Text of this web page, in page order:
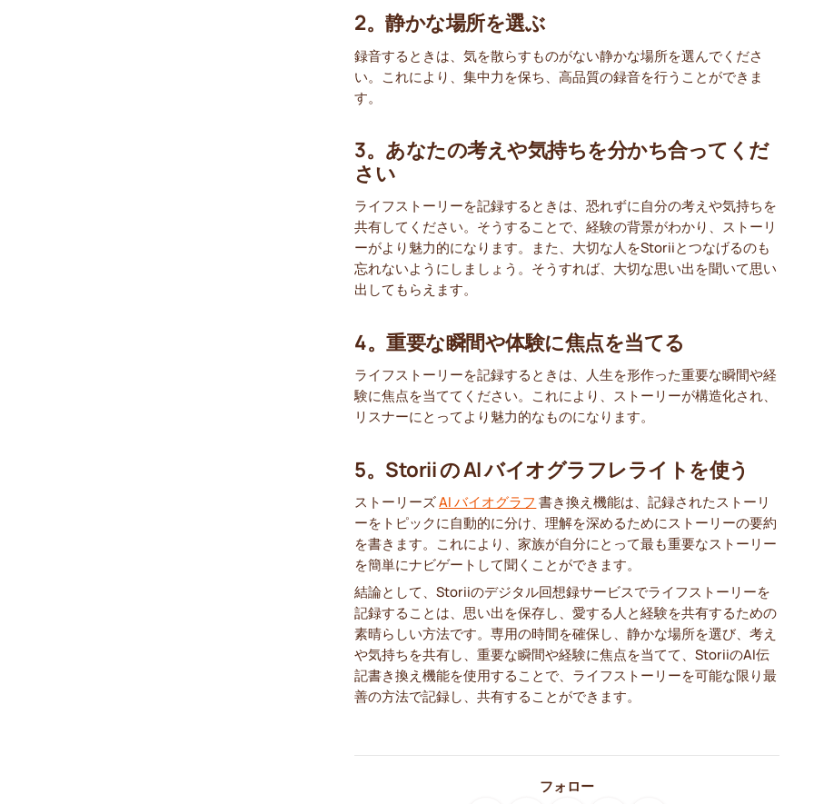
2。静かな場所を選ぶ
録音するときは、気を散らすものがない静かな場所を選んでくださ
い。これにより、集中力を保ち、高品質の録音を行うことができま
す。
3。あなたの考えや気持ちを分かち合ってくだ
さい
ライフストーリーを記録するときは、恐れずに自分の考えや気持ちを
共有してください。そうすることで、経験の背景がわかり、ストーリ
ーがより魅力的になります。また、大切な人をStoriiとつなげるのも
忘れないようにしましょう。そうすれば、大切な思い出を聞いて思い
出してもらえます。
4。重要な瞬間や体験に焦点を当てる
ライフストーリーを記録するときは、人生を形作った重要な瞬間や経
験に焦点を当ててください。これにより、ストーリーが構造化され、
リスナーにとってより魅力的なものになります。
5。Storii の AI バイオグラフレライトを使う
ストーリーズAI バイオグラフ 書き換え機能は、記録されたストーリ
ーをトピックに自動的に分け、理解を深めるためにストーリーの要約
を書きます。これにより、家族が自分にとって最も重要なストーリー
を簡単にナビゲートして聞くことができます。
結論として、Storiiのデジタル回想録サービスでライフストーリーを
記録することは、思い出を保存し、愛する人と経験を共有するための
素晴らしい方法です。専用の時間を確保し、静かな場所を選び、考え
や気持ちを共有し、重要な瞬間や経験に焦点を当てて、StoriiのAI伝
記書き換え機能を使用することで、ライフストーリーを可能な限り最
善の方法で記録し、共有することができます。
フォロー